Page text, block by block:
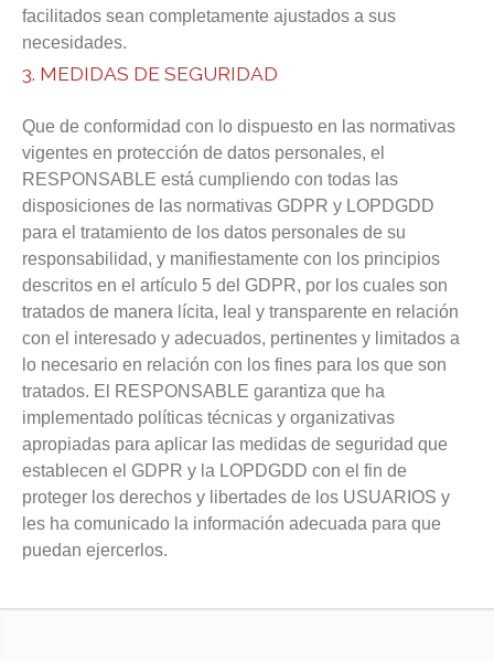
facilitados sean completamente ajustados a sus
necesidades.
3. MEDIDAS DE SEGURIDAD
Que de conformidad con lo dispuesto en las normativas
vigentes en protección de datos personales, el
RESPONSABLE está cumpliendo con todas las
disposiciones de las normativas GDPR y LOPDGDD
para el tratamiento de los datos personales de su
responsabilidad, y manifiestamente con los principios
descritos en el artículo 5 del GDPR, por los cuales son
tratados de manera lícita, leal y transparente en relación
con el interesado y adecuados, pertinentes y limitados a
lo necesario en relación con los fines para los que son
tratados. El RESPONSABLE garantiza que ha
implementado políticas técnicas y organizativas
apropiadas para aplicar las medidas de seguridad que
establecen el GDPR y la LOPDGDD con el fin de
proteger los derechos y libertades de los USUARIOS y
les ha comunicado la información adecuada para que
puedan ejercerlos.